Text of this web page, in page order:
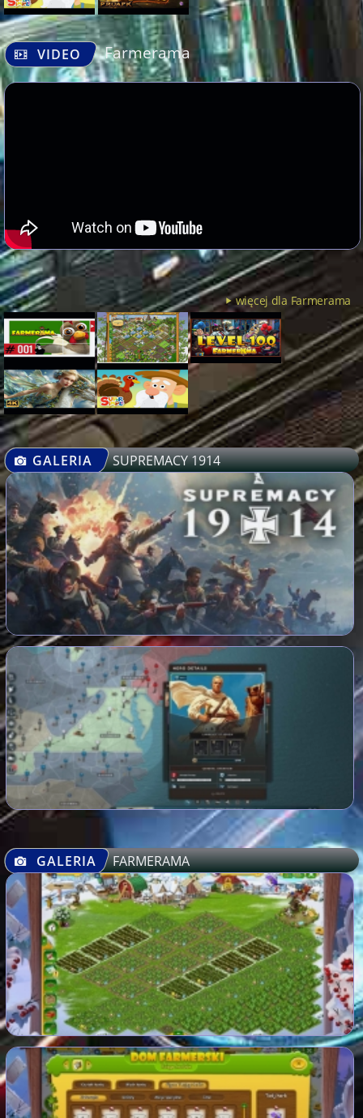
VIDEO Farmerama
więcej dla Farmerama
GALERIA SUPREMACY 1914
GALERIA FARMERAMA